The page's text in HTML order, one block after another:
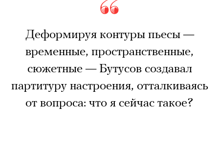
Деформируя контуры пьесы —
временные, пространственные,
сюжетные — Бутусов создавал
партитуру настроения, отталкиваясь
от вопроса: что я сейчас такое?